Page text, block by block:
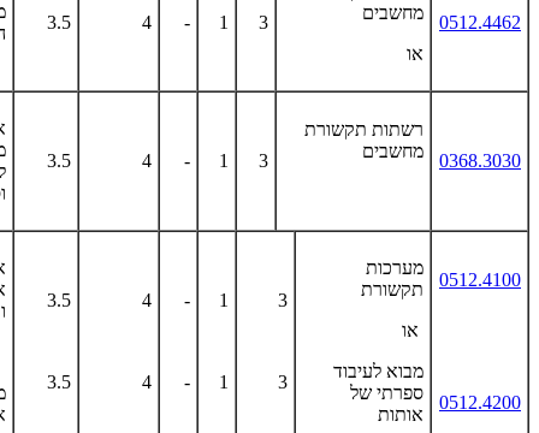
0512.4462
מחשבים
או
3
1
-
4
3.5
0368.3030
רשתות תקשורת
מחשבים
3
1
-
4
3.5
0512.4100
0512.4200
מערכות
תקשורת
או
מבוא לעיבוד
ספרתי של
אותות
3
3
1
1
-
-
4
4
3.5
3.5